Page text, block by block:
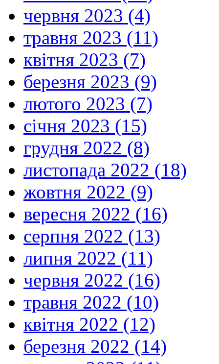
червня 2023 (4)
травня 2023 (11)
квітня 2023 (7)
березня 2023 (9)
лютого 2023 (7)
січня 2023 (15)
грудня 2022 (8)
листопада 2022 (18)
жовтня 2022 (9)
вересня 2022 (16)
серпня 2022 (13)
липня 2022 (11)
червня 2022 (16)
травня 2022 (10)
квітня 2022 (12)
березня 2022 (14)